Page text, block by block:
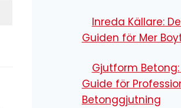
Inreda Källare:
Guiden för Mer
Gjutform
Guide för
Betonggjutning